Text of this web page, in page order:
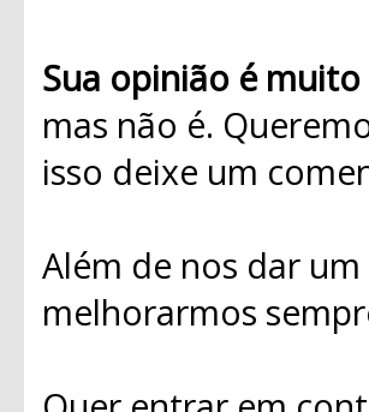
Sua opinião é
mas não é.
isso deixe um
Além de nos dar
melhorarmos